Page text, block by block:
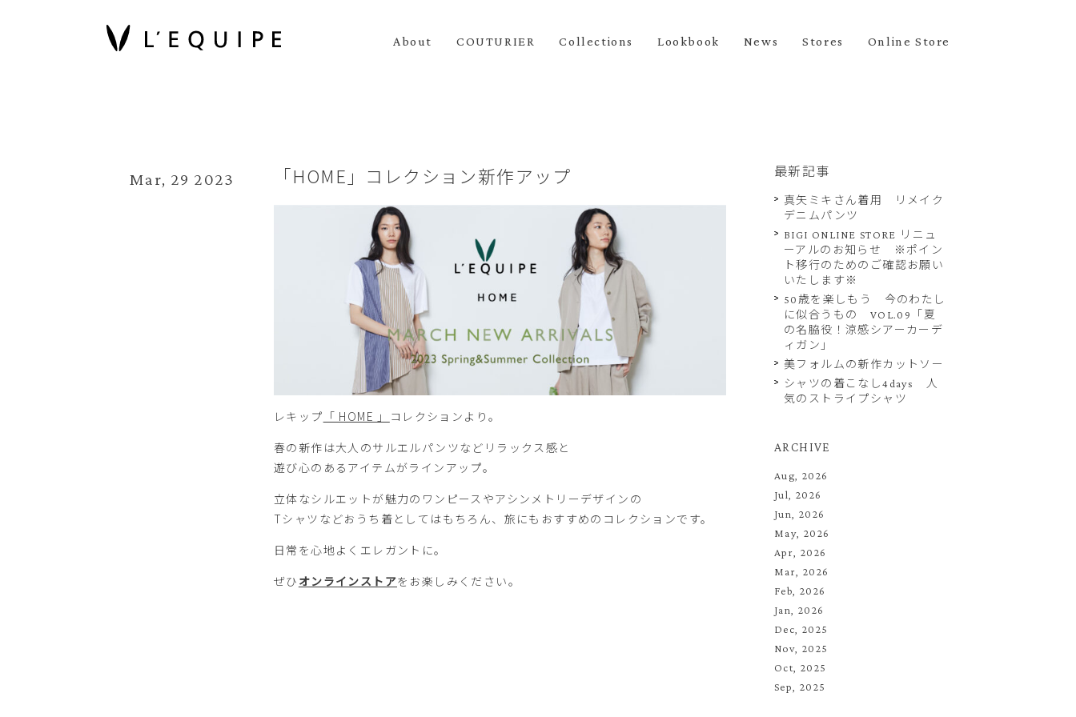
About COUTURIER Collections Lookbook News Stores Online Store
Mar, 29 2023 「HOME」コレクション新作アップ
レキップ 「 HOME 」
コレクションより。
春の新作は大人のサルエルパンツなどリラックス感と
遊び心のあるアイテムがラインアップ。
立体なシルエットが魅力のワンピースやアシンメトリーデザインの
Tシャツなどおうち着としてはもちろん、旅にもおすすめのコレクションです。
日常を心地よくエレガントに。
ぜひ オンラインストアをお楽しみください。
最新記事
真矢ミキさん着用 リメイク
デニムパンツ
BIGI ONLINE STORE リニュ
ーアルのお知らせ ※ポイン
ト移行のためのご確認お願い
いたします※
50歳を楽しもう 今のわたし
に似合うもの VOL.09「夏
の名脇役！涼感シアーカーデ
ィガン」
美フォルムの新作カットソー
シャツの着こなし4days 人
気のストライプシャツ
ARCHIVE
Aug, 2026
Jul, 2026
Jun, 2026
May, 2026
Apr, 2026
Mar, 2026
Feb, 2026
Jan, 2026
Dec, 2025
Nov, 2025
Oct, 2025
Sep, 2025